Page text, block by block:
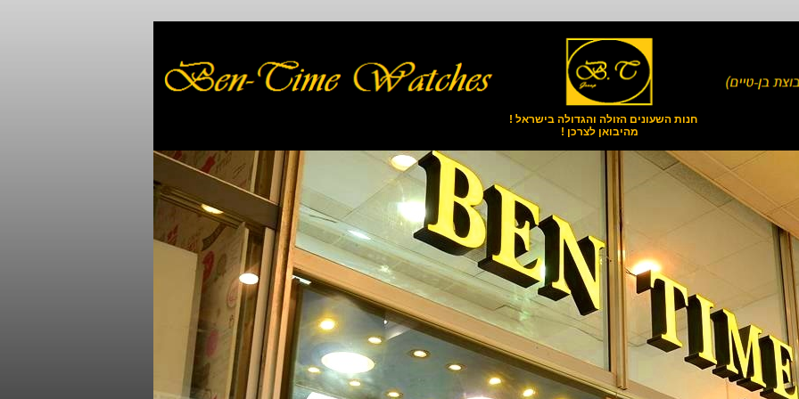
חנות השעונים הזולה והגדולה בישראל !
מהיבואן לצרכן !